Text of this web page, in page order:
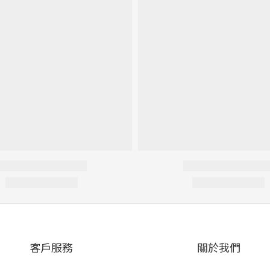
客戶服務 關於我們